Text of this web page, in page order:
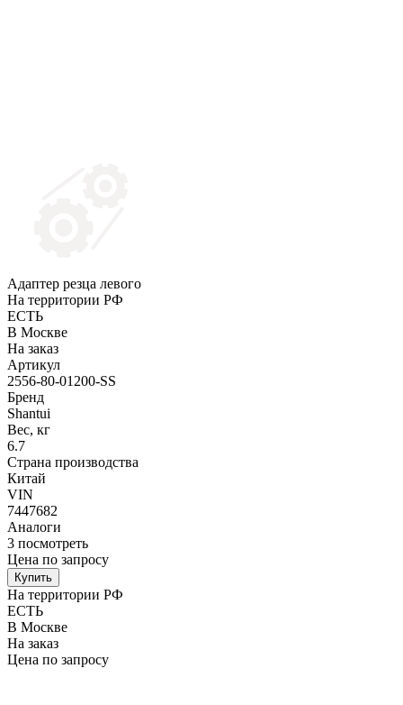
Адаптер резца левого
На территории РФ
ЕСТЬ
В Москве
На заказ
Артикул
2556-80-01200-SS
Бренд
Shantui
Вес, кг
6.7
Страна производства
Китай
VIN
7447682
Аналоги
3 посмотреть
Цена по запросу
Купить
На территории РФ
ЕСТЬ
В Москве
На заказ
Цена по запросу